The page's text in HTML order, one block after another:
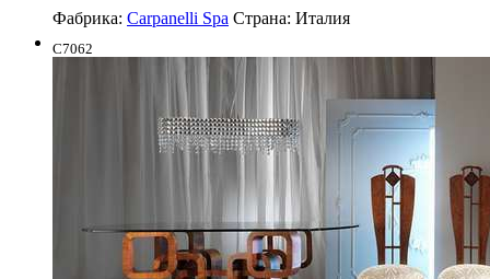
Фабрика: Carpanelli Spa Страна: Италия
C7062